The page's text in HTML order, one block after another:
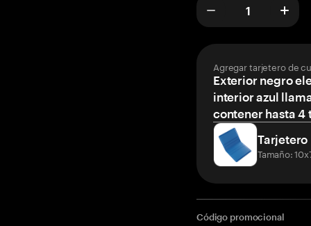
Agregar tarjetero de
Exterior negro
interior azul
contener hasta 4
Tarjetero
Tamaño:
Código promocional